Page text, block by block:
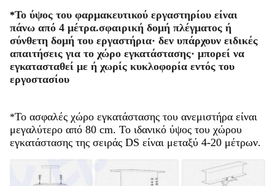
*Το ύψος του φαρμακευτικού εργαστηρίου είναι
πάνω από 4 μέτρα.σφαιρική δομή πλέγματος ή
σύνθετη δομή του εργαστήρια· δεν υπάρχουν ειδικές
απαιτήσεις για το χώρο εγκατάστασης· μπορεί να
εγκατασταθεί με ή χωρίς κυκλοφορία εντός του
εργοστασίου
*Το ασφαλές χώρο εγκατάστασης του ανεμιστήρα είναι
μεγαλύτερο από 80 cm. Το ιδανικό ύψος του χώρου
εγκατάστασης της σειράς DS είναι μεταξύ 4-20 μέτρων.